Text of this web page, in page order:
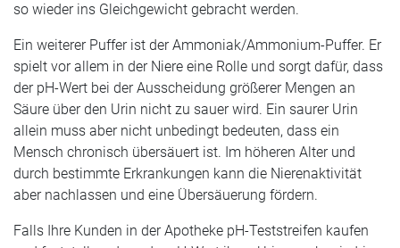
so wieder ins Gleichgewicht gebracht werden.
Ein weiterer Puffer ist der Ammoniak/Ammonium-Puffer. Er
spielt vor allem in der Niere eine Rolle und sorgt dafür, dass
der pH-Wert bei der Ausscheidung größerer Mengen an
Säure über den Urin nicht zu sauer wird. Ein saurer Urin
allein muss aber nicht unbedingt bedeuten, dass ein
Mensch chronisch übersäuert ist. Im höheren Alter und
durch bestimmte Erkrankungen kann die Nierenaktivität
aber nachlassen und eine Übersäuerung fördern.
Falls Ihre Kunden in der Apotheke pH-Teststreifen kaufen